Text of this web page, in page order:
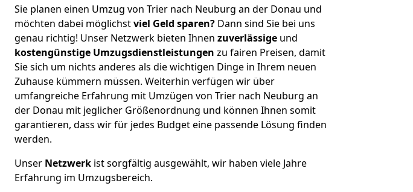
Sie planen einen Umzug von Trier nach Neuburg an der Donau und
möchten dabei möglichstviel Geld sparen? Dann sind Sie bei uns
genau richtig! Unser Netzwerk bieten Ihnen zuverlässige und
kostengünstige Umzugsdienstleistungen zu fairen Preisen, damit
Sie sich um nichts anderes als die wichtigen Dinge in Ihrem neuen
Zuhause kümmern müssen. Weiterhin verfügen wir über
umfangreiche Erfahrung mit Umzügen von Trier nach Neuburg an
der Donau mit jeglicher Größenordnung und können Ihnen somit
garantieren, dass wir für jedes Budget eine passende Lösung finden
werden.
Unser Netzwerk ist sorgfältig ausgewählt, wir haben viele Jahre
Erfahrung im Umzugsbereich.